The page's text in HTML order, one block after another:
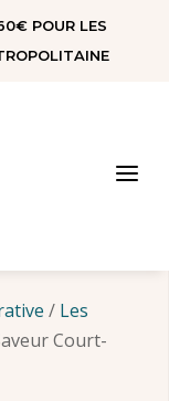
POUR LES
a
/ Les
Court-